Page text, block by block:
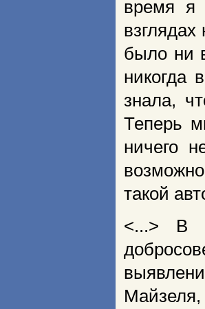
время я
было ни
никогда
знала,
Теперь
ничего
такой
<...> В